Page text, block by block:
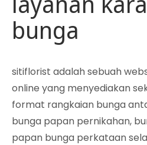
bunga
sitiflorist adalah sebuah
online yang menyediakan
format rangkaian bunga
bunga papan pernikahan,
papan bunga perkataan